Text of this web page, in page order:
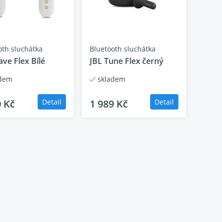
sluchátka
Flex Bílé
Kč Detail
Bluetooth sluchátka
JBL Tune Flex černý
skladem
1 989 Kč Detail